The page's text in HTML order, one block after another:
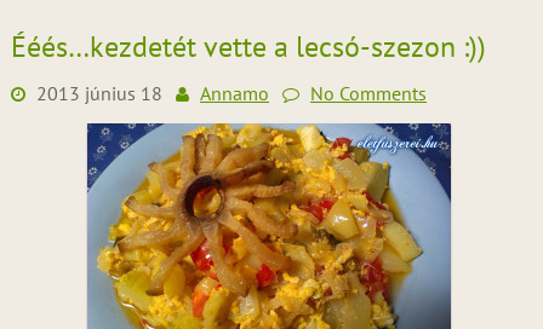
Ééés…kezdetét vette a lecsó-szezon :))
2013 június 18 Annamo No Comments